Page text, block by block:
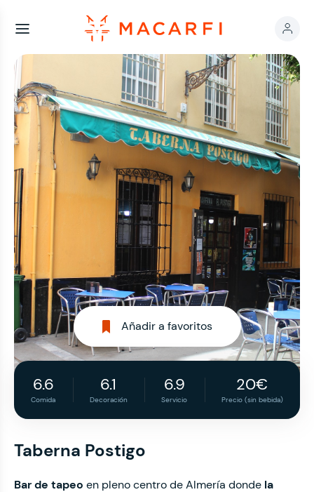
Añadir a favoritos
6.6
Comida
6.1
Decoración
6.9
Servicio
20€
Precio (sin bebida)
Taberna Postigo
Bar de tapeo en pleno centro de Almería donde la